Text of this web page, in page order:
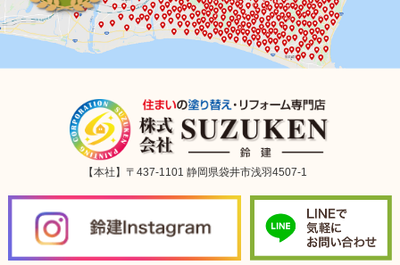
【本社】〒437-1101 静岡県袋井市浅羽4507-1